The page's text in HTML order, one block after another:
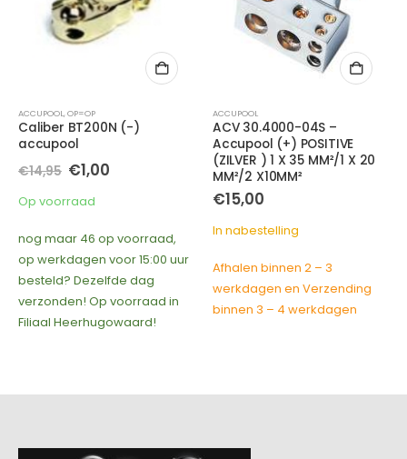
ACCUPOOL,OP=OP
Caliber BT200N (-)
accupool
€14,95 Oorspronkelijke
prijs
was:
€14,95.
€1,00Huidige
Op voorraad
nog maar 46 op voorraad,
op werkdagen voor 15:00 uur
besteld? Dezelfde dag
verzonden! Op voorraad in
Filiaal Heerhugowaard!
ACCUPOOL
ACV 30.4000-04S –
Accupool (+) POSITIVE
(ZILVER ) 1 X 35 MM²/1 X 20
MM²/2 X10MM²
€15,00
In nabestelling
Afhalen binnen 2 – 3
werkdagen en Verzending
binnen 3 – 4 werkdagen